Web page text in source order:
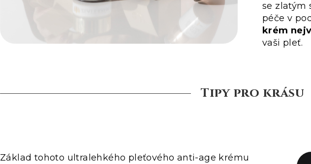
se zlatým
péče v
krém
vaši pleť.
Tipy pro krásu
Základ tohoto ultralehkého pleťového anti-age krému